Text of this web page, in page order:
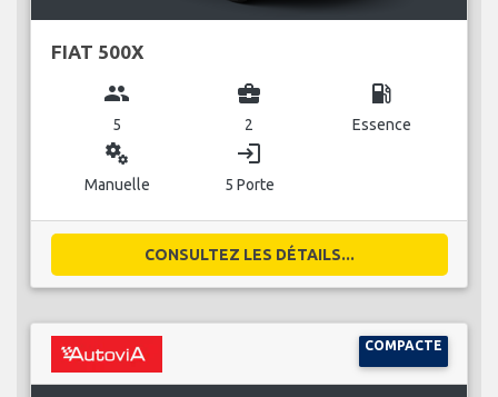
FIAT 500X
group
5
business_center
2
local_gas_station
Essence
miscellaneous_services
Manuelle
login
5 Porte
CONSULTEZ LES DÉTAILS...
COMPACTE